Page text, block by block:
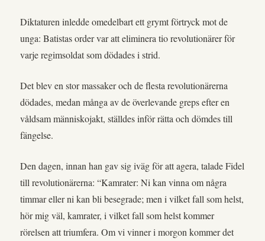
Diktaturen inledde omedelbart ett grymt förtryck mot de
unga: Batistas order var att eliminera tio revolutionärer för
varje regimsoldat som dödades i strid.
Det blev en stor massaker och de flesta revolutionärerna
dödades, medan många av de överlevande greps efter en
våldsam människojakt, ställdes inför rätta och dömdes till
fängelse.
Den dagen, innan han gav sig iväg för att agera, talade Fidel
till revolutionärerna: “Kamrater: Ni kan vinna om några
timmar eller ni kan bli besegrade; men i vilket fall som helst,
hör mig väl, kamrater, i vilket fall som helst kommer
rörelsen att triumfera. Om vi vinner i morgon kommer det